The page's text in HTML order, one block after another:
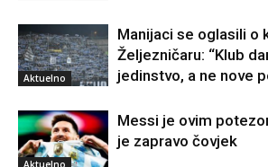
Aktuelno
Manijaci se oglasili o
Željezničaru: “Klub
jedinstvo, a ne nove
Aktuelno
Messi je ovim
je zapravo čovjek